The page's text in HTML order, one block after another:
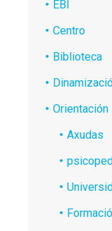
EBI
Centro
Biblioteca
Orientación
Axudas